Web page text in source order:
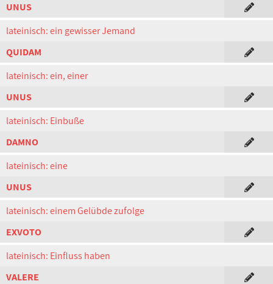
UNUS
lateinisch: ein gewisser Jemand
QUIDAM
lateinisch: ein, einer
UNUS
lateinisch: Einbuße
DAMNO
lateinisch: eine
UNUS
lateinisch: einem Gelübde zufolge
EXVOTO
lateinisch: Einfluss haben
VALERE